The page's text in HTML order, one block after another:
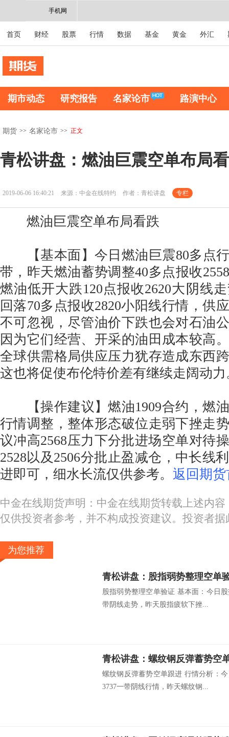
手机网
首页 财经 股票 行情 数据 基金 黄金 外汇
期市动态 研究报告 名家论市 路演中心
期货 >> 名家论市 >> 正文
青松讲盘：燃油巨震空单布局
2019-06-06 16:40:21 来源：中金在线特约 作者：青松讲盘 专栏
燃油巨震空单布局看跌
【基本面】今日燃油巨震80多点行
带，昨天燃油蓄势调整40多点报收
燃油低开大跌120点报收2620大阴线
回落70多点报收2820小阳线行情，供
不可忽视，尽管油价下跌也会对石油
因为它们经营、开采的油田成本较高
全球供需格局供应压力犹存造成东西
这也将促使布伦特价差有继续走阔动力
【操作建议】燃油1909合约，燃
行情调整，整体形态破位走弱下挫走
议冲高2568压力下分批进场空单对待
2528以及2506分批止盈减仓，中长线
进即可，细水长流仅供参考。 返回期
中金在线期货声明：中金在线期货转载上述内
仅供投资者参考，并不构成投资建议。投资者
为您推荐
青松讲盘：股指弱势整理空单
股指弱势整理空单验证 基本面：今日
带阴线走势，昨天股指疲软下挫...
青松讲盘：螺纹钢反弹蓄势空
螺纹钢反弹蓄势空单跟进 行情分析：
3737一带阴线行情，昨天螺纹钢...